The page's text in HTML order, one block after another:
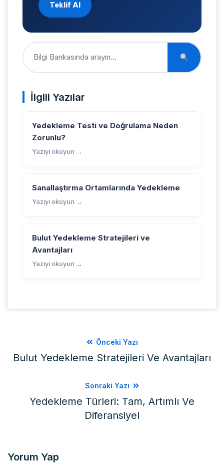
Teklif Al
İlgili Yazılar
Yedekleme Testi ve Doğrulama Neden
Zorunlu?
Yazıyı okuyun →
Sanallaştırma Ortamlarında Yedekleme
Yazıyı okuyun →
Bulut Yedekleme Stratejileri ve
Avantajları
Yazıyı okuyun →
Önceki Yazı
Bulut Yedekleme Stratejileri Ve Avantajları
Sonraki Yazı
Yedekleme Türleri: Tam, Artımlı Ve
Diferansiyel
Yorum Yap